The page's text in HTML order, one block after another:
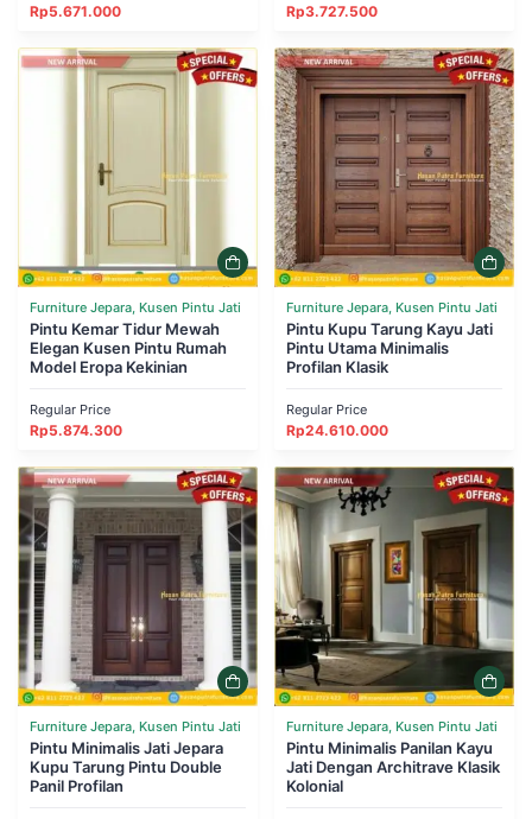
Rp5.671.000 Rp3.727.500
Furniture Jepara, Kusen Pintu Jati
Pintu Kemar Tidur Mewah
Elegan Kusen Pintu Rumah
Model Eropa Kekinian
Regular Price
Rp5.874.300
Furniture Jepara, Kusen Pintu Jati
Pintu Kupu Tarung Kayu Jati
Pintu Utama Minimalis
Profilan Klasik
Regular Price
Rp24.610.000
Furniture Jepara, Kusen Pintu Jati
Pintu Minimalis Jati Jepara
Kupu Tarung Pintu Double
Panil Profilan
Furniture Jepara, Kusen Pintu Jati
Pintu Minimalis Panilan Kayu
Jati Dengan Architrave Klasik
Kolonial